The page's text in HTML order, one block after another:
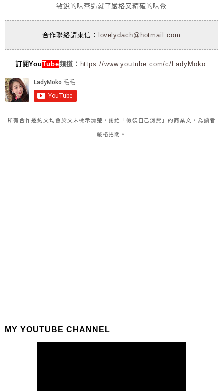
敏銳的味蕾造就了嚴格又精確的味覺
合作聯絡請來信： lovelydach@hotmail.com
訂閱YouTube頻道： https://www.youtube.com/c/LadyMoko
所有合作邀約文均會於文末標示清楚，謝絕「假裝自己消費」的商業文，為讀者
嚴格把關。
MY YOUTUBE CHANNEL